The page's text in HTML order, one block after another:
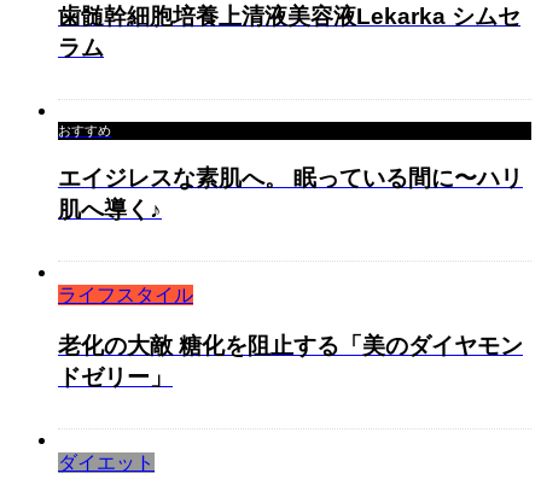
歯髄幹細胞培養上清液美容液Lekarka シムセ
ラム
おすすめ
エイジレスな素肌へ。 眠っている間に〜ハリ
肌へ導く♪
ライフスタイル
老化の大敵 糖化を阻止する「美のダイヤモン
ドゼリー」
ダイエット